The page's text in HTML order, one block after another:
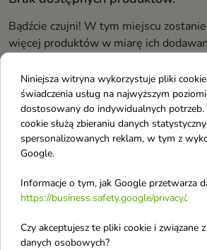
Odlewki Perfum
Odlewki Esencji Perfum Arabskich
Odlewki Wód Kolońskich Arabskich
Odlewki Wód Perfumowanych
Odlewki Wód Toaletowych Arabskich
Bądźcie czujni! W tym miejscu
więcej produktów w miarę ich
Niniejsza witryna wykorzystuje pliki
świadczenia usług na najwyższym
dostosowany do indywidualnych
cookie służą zbieraniu danych
spersonalizowanych reklam, w tym z
Google.
Informacje o tym, jak Google przetwarza
https://business.safety.google/privacy/.
Czy akceptujesz te pliki cookie i związane
danych osobowych?